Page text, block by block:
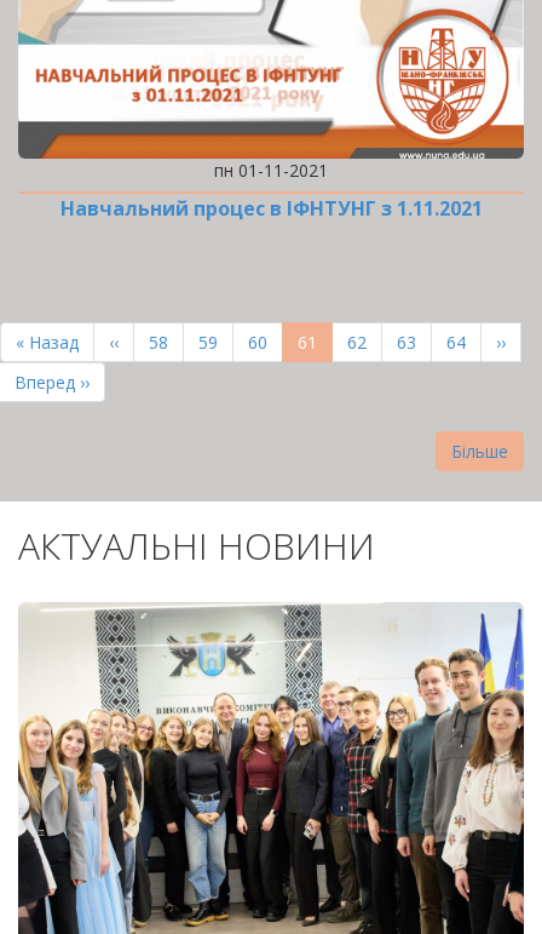
пн 01-11-2021
Навчальний процес в ІФНТУНГ з 1.11.2021
НА
СТОРІНКИ
Перша
сторінка
« Назад
Попередня
сторінка
‹‹ Page
58 Page
59 Page
60
Поточна
сторінка
61 Page
62 Page
63 Page
64
››
Остання
сторінка
Вперед ››
Більше
АКТУАЛЬНІ НОВИНИ